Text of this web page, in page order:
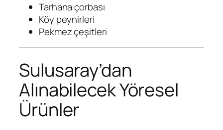
Tarhana çorbası
Köy peynirleri
Pekmez çeşitleri
Sulusaray’dan
Alınabilecek Yöresel
Ürünler